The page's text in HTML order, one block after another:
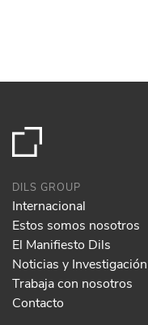
DILS GROUP
Internacional
Estos somos nosotros
El Manifiesto Dils
Noticias y Investigación
Trabaja con nosotros
Contacto